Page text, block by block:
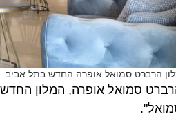
הרברט סמואל אופרה החדש בתל אביב.
סמואל אופרה, המלון החדש